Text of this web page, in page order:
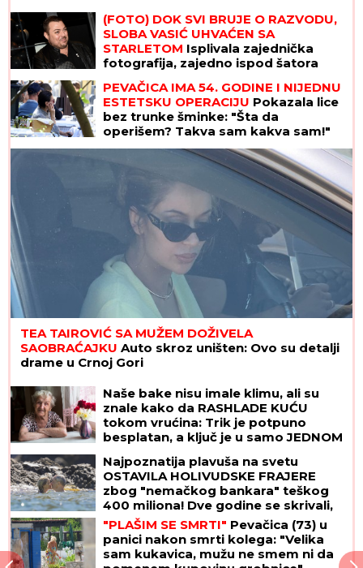
(FOTO) DOK SVI BRUJE O RAZVODU,
SLOBA VASIĆ UHVAĆEN SA
STARLETOM Isplivala zajednička
fotografija, zajedno ispod šatora
PEVAČICA IMA 54. GODINE I NIJEDNU
ESTETSKU OPERACIJU Pokazala lice
bez trunke šminke: "Šta da
operišem? Takva sam kakva sam!"
TEA TAIROVIĆ SA MUŽEM DOŽIVELA
SAOBRAĆAJKU Auto skroz uništen: Ovo su detalji
drame u Crnoj Gori
Naše bake nisu imale klimu, ali su
znale kako da RASHLADE KUĆU
tokom vrućina: Trik je potpuno
besplatan, a ključ je u samo JEDNOM
Najpoznatija plavuša na svetu
OSTAVILA HOLIVUDSKE FRAJERE
zbog "nemačkog bankara" teškog
400 miliona! Dve godine se skrivali,
sad su pale maske
"PLAŠIM SE SMRTI" Pevačica (73) u
panici nakon smrti kolega: "Velika
sam kukavica, mužu ne smem ni da